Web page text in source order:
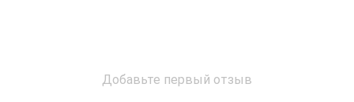
Добавьте первый отзыв